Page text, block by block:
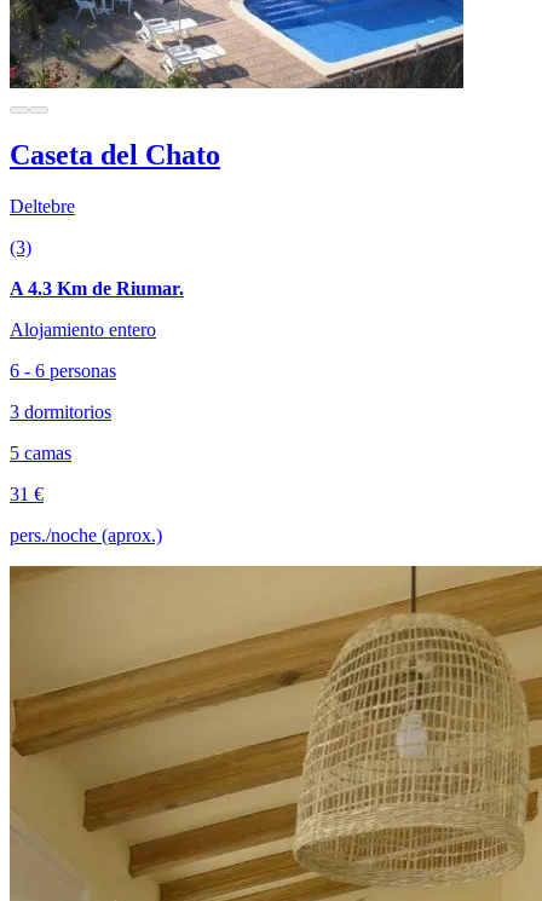
Caseta del Chato
Deltebre
(3)
A 4.3 Km de Riumar.
Alojamiento entero
6 - 6 personas
3 dormitorios
5 camas
31 €
pers./noche (aprox.)